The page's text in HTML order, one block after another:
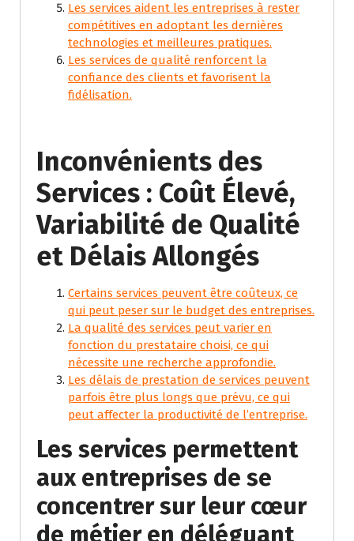
Les services aident les entreprises à rester
compétitives en adoptant les dernières
technologies et meilleures pratiques.
Les services de qualité renforcent la
confiance des clients et favorisent la
fidélisation.
Inconvénients des
Services : Coût Élevé,
Variabilité de Qualité
et Délais Allongés
Certains services peuvent être coûteux, ce
qui peut peser sur le budget des entreprises.
La qualité des services peut varier en
fonction du prestataire choisi, ce qui
nécessite une recherche approfondie.
Les délais de prestation de services peuvent
parfois être plus longs que prévu, ce qui
peut affecter la productivité de l’entreprise.
Les services permettent
aux entreprises de se
concentrer sur leur cœur
de métier en déléguant